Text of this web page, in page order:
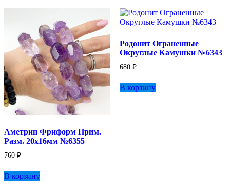
на
странице
товара.
Аметрин Фриформ Прим.
Разм. 20х16мм №6355
760 ₽
В корзину
Родонит Ограненные
Округлые Камушки №6343
680 ₽
В корзину